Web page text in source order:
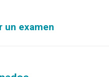
un examen